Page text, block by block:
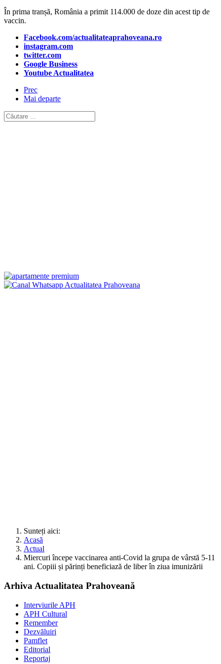
În prima tranșă, România a primit 114.000 de doze din acest tip de
vaccin.
Facebook.com/actualitateaprahoveana.ro
instagram.com
twitter.com
Google Business
Youtube Actualitatea
Prec
Mai departe
Sunteți aici:
Acasă
Actual
Miercuri începe vaccinarea anti-Covid la grupa de vârstă 5-11
ani. Copiii și părinți beneficiază de liber în ziua imunizării
Arhiva Actualitatea Prahoveană
Interviurile APH
APH Cultural
Remember
Dezvăluiri
Pamflet
Editorial
Reportaj